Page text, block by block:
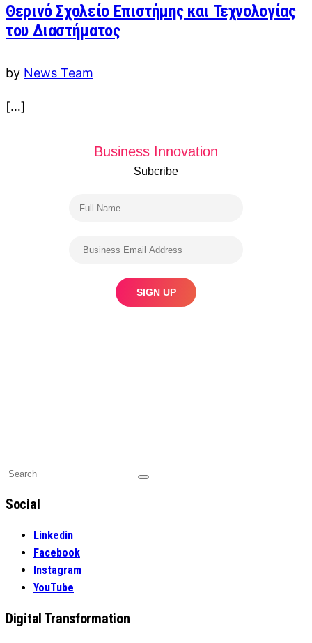
Θερινό Σχολείο Επιστήμης και Τεχνολογίας
του Διαστήματος
by News Team
[…]
Business Innovation
Subcribe
Search
Search
Social
Linkedin
Facebook
Instagram
YouTube
Digital Transformation